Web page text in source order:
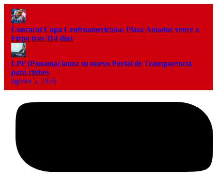
Concacaf Copa Centroamericana: Plaza Amador vence a
Firpo tras 314 días
LPF (Panamá) lanza su nuevo Portal de Transparencia
para clubes
agosto 5, 2026